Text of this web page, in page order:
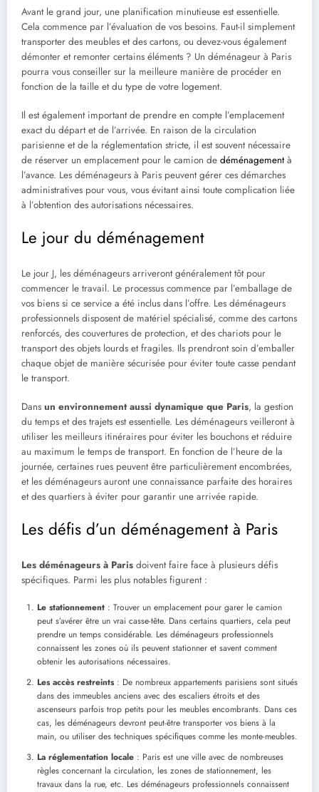
Avant le grand jour, une planification minutieuse est essentielle.
Cela commence par l’évaluation de vos besoins. Faut-il simplement
transporter des meubles et des cartons, ou devez-vous également
démonter et remonter certains éléments ? Un déménageur à Paris
pourra vous conseiller sur la meilleure manière de procéder en
fonction de la taille et du type de votre logement.
Il est également important de prendre en compte l’emplacement
exact du départ et de l’arrivée. En raison de la circulation
parisienne et de la réglementation stricte, il est souvent nécessaire
de réserver un emplacement pour le camion de déménagementà
l’avance. Les déménageurs à Paris peuvent gérer ces démarches
administratives pour vous, vous évitant ainsi toute complication liée
à l’obtention des autorisations nécessaires.
Le jour du déménagement
Le jour J, les déménageurs arriveront généralement tôt pour
commencer le travail. Le processus commence par l’emballage de
vos biens si ce service a été inclus dans l’offre. Les déménageurs
professionnels disposent de matériel spécialisé, comme des cartons
renforcés, des couvertures de protection, et des chariots pour le
transport des objets lourds et fragiles. Ils prendront soin d’emballer
chaque objet de manière sécurisée pour éviter toute casse pendant
le transport.
Dans un environnement aussi dynamique que Paris, la gestion
du temps et des trajets est essentielle. Les déménageurs veilleront à
utiliser les meilleurs itinéraires pour éviter les bouchons et réduire
au maximum le temps de transport. En fonction de l’heure de la
journée, certaines rues peuvent être particulièrement encombrées,
et les déménageurs auront une connaissance parfaite des horaires
et des quartiers à éviter pour garantir une arrivée rapide.
Les défis d’un déménagement à Paris
Les déménageurs à Paris doivent faire face à plusieurs défis
spécifiques. Parmi les plus notables figurent :
Le stationnement : Trouver un emplacement pour garer le camion
peut s’avérer être un vrai casse-tête. Dans certains quartiers, cela peut
prendre un temps considérable. Les déménageurs professionnels
connaissent les zones où ils peuvent stationner et savent comment
obtenir les autorisations nécessaires.
Les accès restreints: De nombreux appartements parisiens sont situés
dans des immeubles anciens avec des escaliers étroits et des
ascenseurs parfois trop petits pour les meubles encombrants. Dans ces
cas, les déménageurs devront peut-être transporter vos biens à la
main, ou utiliser des techniques spécifiques comme les monte-meubles.
La réglementation locale : Paris est une ville avec de nombreuses
règles concernant la circulation, les zones de stationnement, les
travaux dans la rue, etc. Les déménageurs professionnels connaissent